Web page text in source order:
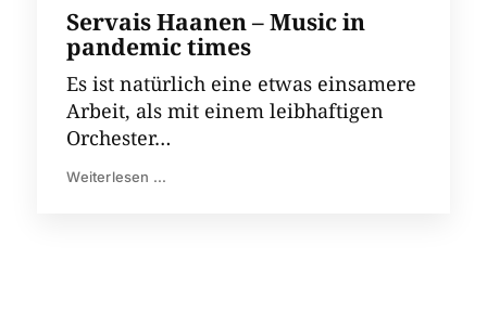
Servais Haanen – Music in
pandemic times
Es ist natürlich eine etwas einsamere
Arbeit, als mit einem leibhaftigen
Orchester…
Weiterlesen ...